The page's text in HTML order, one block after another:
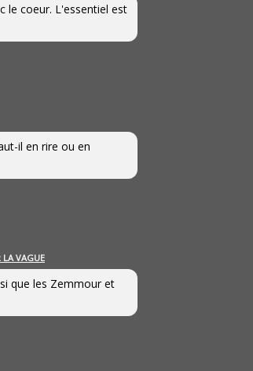
le coeur. L'essentiel est
il en rire ou en
LA VAGUE
que les Zemmour et